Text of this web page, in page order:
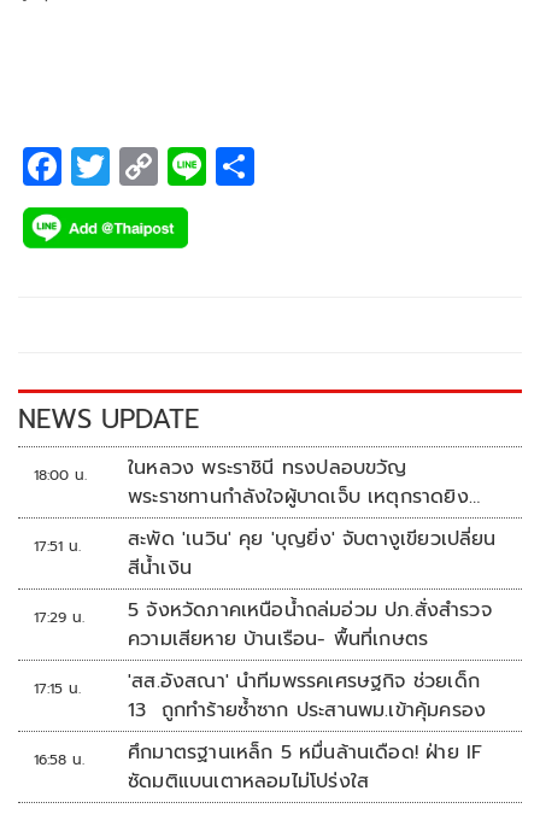
F
ac
e
k
T
wi
tt
C
o
p
k
Li
NEWS UPDATE
18:00 น.
ในหลวง พระราชินี ทรงปลอบขวัญ
พระราชทานกำลังใจผู้บาดเจ็บ เหตุกราดยิง
รร.เทพศิรินทร์นนทบุรี
17:51 น.
สะพัด 'เนวิน' คุย 'บุญยิ่ง' จับตางูเขียวเปลี่ยน
สีน้ำเงิน
17:29 น.
5 จังหวัดภาคเหนือน้ำถล่มอ่วม ปภ.สั่งสำรวจ
ความเสียหาย บ้านเรือน- พื้นที่เกษตร
17:15 น.
'สส.อังสณา' นำทีมพรรคเศรษฐกิจ ช่วยเด็ก
13 ถูกทำร้ายซ้ำซาก ประสานพม.เข้าคุ้มครอง
16:58 น.
ศึกมาตรฐานเหล็ก 5 หมื่นล้านเดือด! ฝ่าย IF
ซัดมติแบนเตาหลอมไม่โปร่งใส